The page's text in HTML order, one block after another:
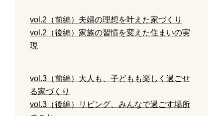
vol.2（前編）夫婦の理想を叶えた家づくり
vol.2（後編）家族の習慣を変えた住まいの実
現
vol.3（前編）大人も、子どもも楽しく過ごせ
る家づくり
vol.3（後編）リビング、みんなで過ごす場所